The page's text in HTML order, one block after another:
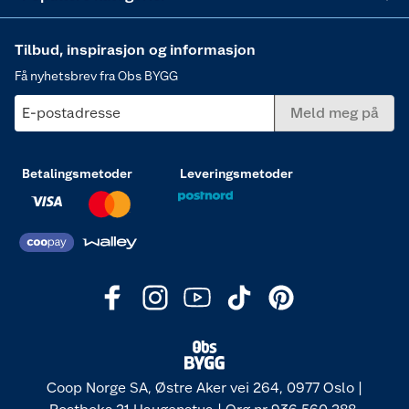
Tilbud, inspirasjon og informasjon
Få nyhetsbrev fra Obs BYGG
E-postadresse Meld meg på
Betalingsmetoder Leveringsmetoder
Coop Norge SA, Østre Aker vei 264, 0977 Oslo |